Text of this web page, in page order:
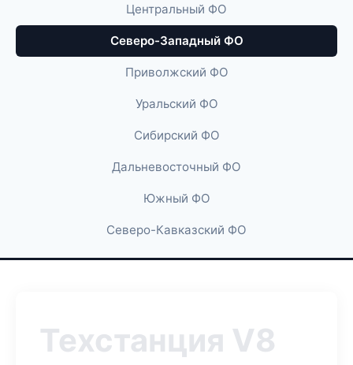
Центральный ФО
Северо-Западный ФО
Приволжский ФО
Уральский ФО
Сибирский ФО
Дальневосточный ФО
Южный ФО
Северо-Кавказский ФО
Техстанция V8